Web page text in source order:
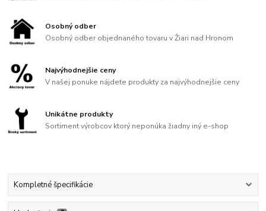
Osobný odber
Osobný odber objednaného tovaru v Žiari nad Hronom
Najvýhodnejšie ceny
V našej ponuke nájdete produkty za najvýhodnejšie ceny
Unikátne produkty
Sortiment výrobcov ktorý neponúka žiadny iný e-shop
Kompletné špecifikácie